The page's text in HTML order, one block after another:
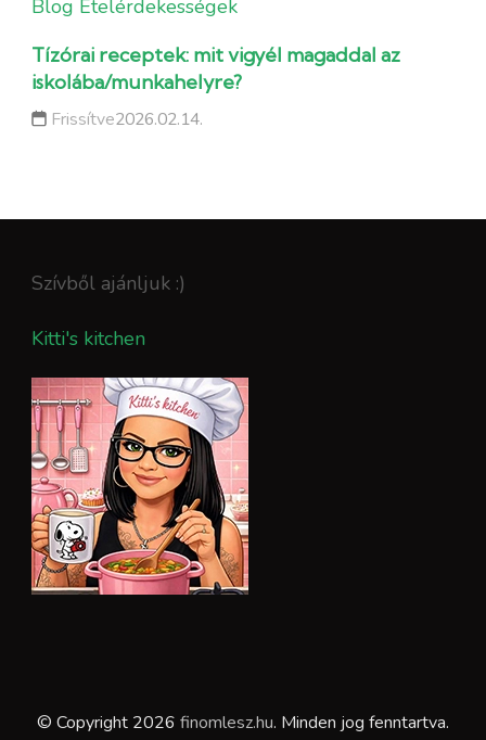
Blog Ételérdekességek
Tízórai receptek: mit vigyél magaddal az
iskolába/munkahelyre?
Frissítve2026.02.14.
Szívből ajánljuk :)
Kitti's kitchen
© Copyright 2026 finomlesz.hu. Minden jog fenntartva.